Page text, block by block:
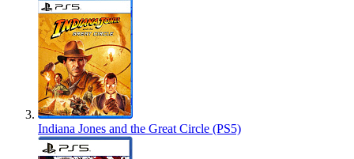
Indiana Jones and the Great Circle (PS5)